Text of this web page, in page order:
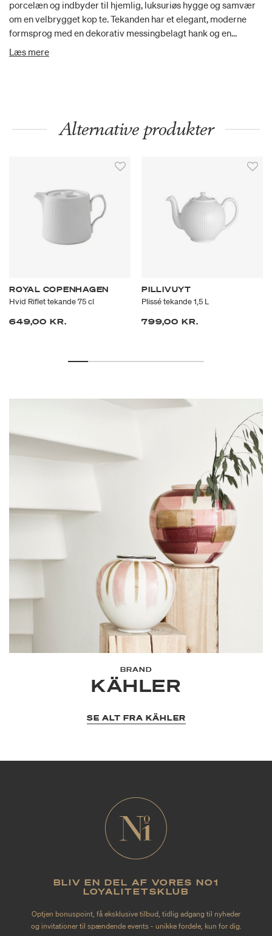
porcelæn og indbyder til hjemlig, luksuriøs hygge og samvær
om en velbrygget kop te. Tekanden har et elegant, moderne
formsprog med en dekorativ messingbelagt hank og en
praktisk indbygget si, der let skiller tebladene fra teen, hvis du
Læs mere
Alternative produkter
ROYAL COPENHAGEN
Hvid Riflet tekande 75 cl
649,00 KR.
PILLIVUYT
Plissé tekande 1,5 L
799,00 KR.
BRAND
KÄHLER
SE ALT FRA KÄHLER
BLIV EN DEL AF VORES NO1
LOYALITETSKLUB
Optjen bonuspoint, få eksklusive tilbud, tidlig adgang til nyheder
og invitationer til spændende events - unikke fordele, kun for dig.